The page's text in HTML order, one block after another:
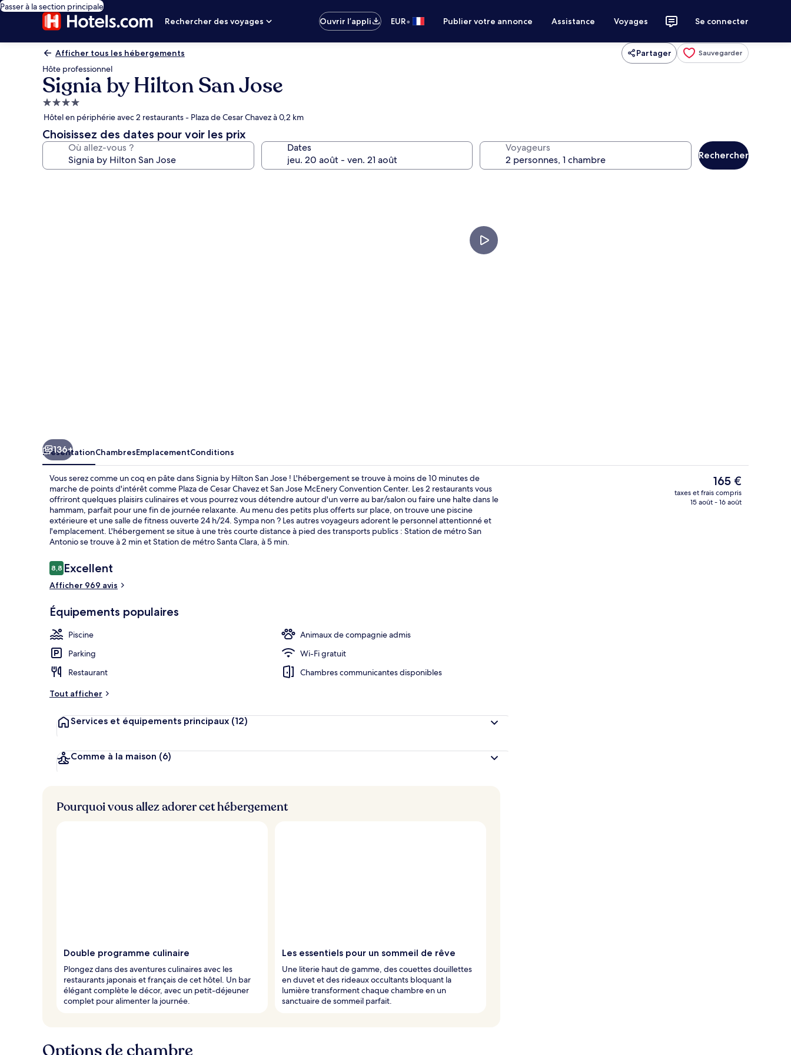
Passer à la section principale
Rechercher des voyages
Ouvrir l’appli EUR• Publier votre annonce Assistance Voyages Se connecter
Afficher tous les hébergements Partager Sauvegarder
Hôte professionnel
Signia by Hilton San Jose
Hébergement
4.0 étoiles
Hôtel en périphérie avec 2 restaurants - Plaza de Cesar Chavez à 0,2 km
Choisissez des dates pour voir les prix
Où allez-vous ? Dates Voyageurs
Rechercher
136+
PrésentationChambresEmplacementConditions
Vous serez comme un coq en pâte dans Signia by Hilton San Jose ! L'hébergement se trouve à moins de 10 minutes de
marche de points d'intérêt comme Plaza de Cesar Chavez et San Jose McEnery Convention Center. Les 2 restaurants vous
offriront quelques plaisirs culinaires et vous pourrez vous détendre autour d'un verre au bar/salon ou faire une halte dans le
hammam, parfait pour une fin de journée relaxante. Au menu des petits plus offerts sur place, on trouve une piscine
extérieure et une salle de fitness ouverte 24 h/24. Sympa non ? Les autres voyageurs adorent le personnel attentionné et
l'emplacement. L'hébergement se situe à une très courte distance à pied des transports publics : Station de métro San
Antonio se trouve à 2 min et Station de métro Santa Clara, à 5 min.
Avis
voyageurs
8,88,8 sur 10
Excellent
Afficher 969 avis
Équipements populaires
Piscine
Animaux de compagnie admis
Parking
Wi-Fi gratuit
Restaurant
Chambres communicantes disponibles
Tout afficher
Services et équipements principaux (12)
Comme à la maison (6)
Le
prix
actuel
165 €
taxes et frais compris
15 août - 16 août
Pourquoi vous allez adorer cet hébergement
Double programme culinaire
Plongez dans des aventures culinaires avec les
restaurants japonais et français de cet hôtel. Un bar
élégant complète le décor, avec un petit-déjeuner
complet pour alimenter la journée.
Les essentiels pour un sommeil de rêve
Une literie haut de gamme, des couettes douillettes
en duvet et des rideaux occultants bloquant la
lumière transforment chaque chambre en un
sanctuaire de sommeil parfait.